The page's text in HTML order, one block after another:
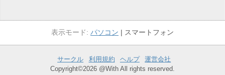
パソコン スマートフォン
サークル 利用規約 ヘルプ
運営会社
Copyright©2026 @With All rights reserved.